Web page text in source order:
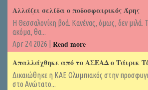
Αλλάζει σελίδα ο ποδοσφαιρικός Άρης
Η Θεσσαλονίκη βοά. Κανένας, όμως, δεν μιλά.
ακόμα, θα...
Apr 24 2026 | Read more
Απαλλάχθηκε από το ΑΣΕΑΔ ο Τάιρικ
Δικαιώθηκε η ΚΑΕ Ολυμπιακός στην
στο Ανώτατο...